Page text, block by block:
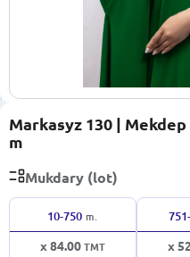
Markasyz 130 |
m
Mukdary (lot)
10-750 m.
x 84.00TMT x